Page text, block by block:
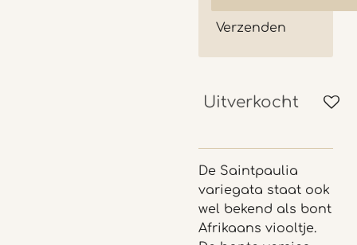
Verzenden
Uitverkocht
De Saintpaulia
variegata staat ook
wel bekend als bont
Afrikaans viooltje.